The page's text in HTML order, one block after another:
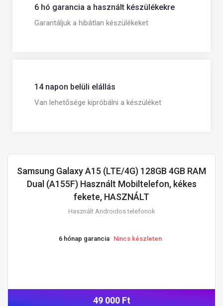
6 hó garancia a használt készülékekre
Garantáljuk a hibátlan készülékeket
14 napon belüli elállás
Van lehetősége kipróbálni a készüléket
HASZNÁLT ANDROIDOS TELEFONOK
Samsung Galaxy A15 (LTE/4G) 128GB 4GB RAM
Dual (A155F) Használt Mobiltelefon, kékes
fekete, HASZNÁLT
Használt Androidos telefonok
6 hónap garancia Nincs készleten
49 000 Ft